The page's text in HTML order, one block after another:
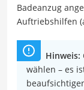
Badeanzug
Auftriebshilfen
Hinweis:
wählen – es